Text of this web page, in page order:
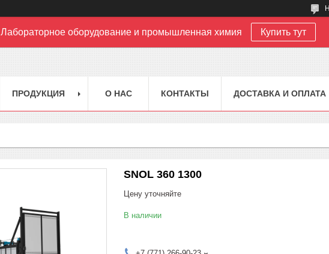
Лабораторное оборудование и промышленная химия Купить тут
ПРОДУКЦИЯ О НАС КОНТАКТЫ ДОСТАВКА И ОПЛАТА
SNOL 360 1300
Цену уточняйте
В наличии